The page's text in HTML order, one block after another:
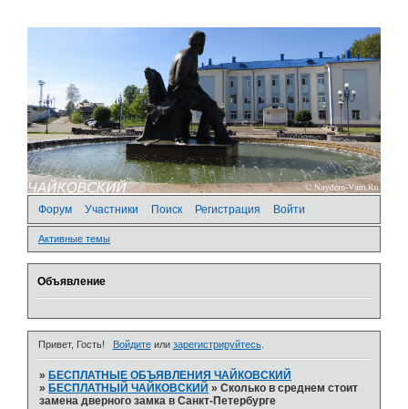
Форум Участники Поиск Регистрация Войти
Активные темы
Объявление
Привет, Гость! Войдитеили зарегистрируйтесь.
» БЕСПЛАТНЫЕ ОБЪЯВЛЕНИЯ ЧАЙКОВСКИЙ
» БЕСПЛАТНЫЙ ЧАЙКОВСКИЙ »Сколько в среднем стоит
замена дверного замка в Санкт-Петербурге